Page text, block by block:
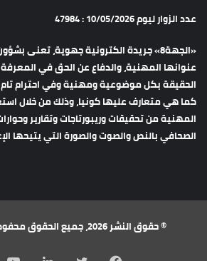
عدد الزوار ليوم 10/05/2026 : 47984
«الجهة8» جريدة الكترونية جهوية، تعنى
عنوانها المهنية، والدفاع عن الحق في المعرفة
الحقيقة بكل موضوعية ومهنية وفي احترام تام
كما هي متعارف عليها كونيا، وذلك من خلال
المهنية من تحقيقات وريبورتاجات وتقارير
الصحافي بالنص والصوت والصورة التي يتيحها
© حقوق النشر 2026، جميع الحقوق محفوظة |